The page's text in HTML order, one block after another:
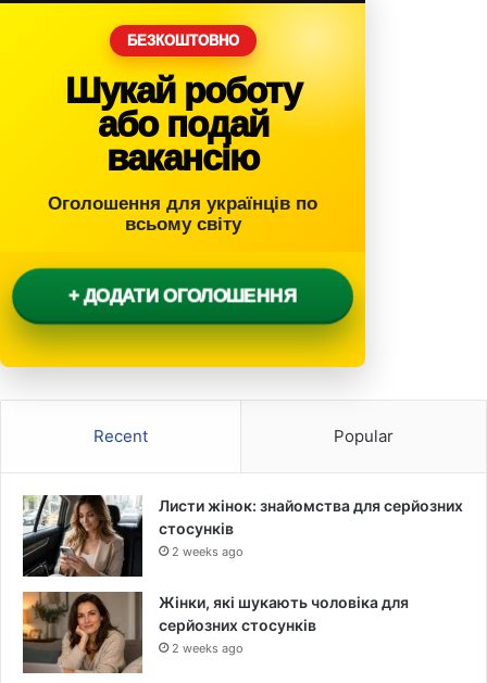
БЕЗКОШТОВНО
Шукай роботу
або подай
вакансію
Оголошення для українців по
всьому світу
+ ДОДАТИ ОГОЛОШЕННЯ
Recent Popular
Листи жінок: знайомства для серйозних
стосунків
2 weeks ago
Жінки, які шукають чоловіка для
серйозних стосунків
2 weeks ago